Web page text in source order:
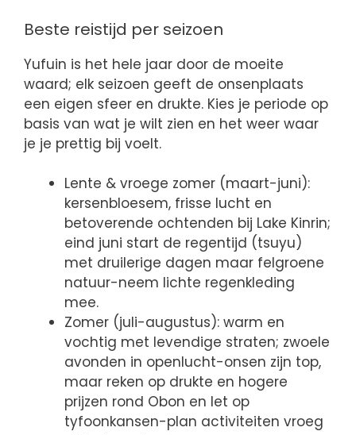
Beste reistijd per seizoen
Yufuin is het hele jaar door de moeite
waard; elk seizoen geeft de onsenplaats
een eigen sfeer en drukte. Kies je periode op
basis van wat je wilt zien en het weer waar
je je prettig bij voelt.
Lente & vroege zomer (maart-juni):
kersenbloesem, frisse lucht en
betoverende ochtenden bij Lake Kinrin;
eind juni start de regentijd (tsuyu)
met druilerige dagen maar felgroene
natuur-neem lichte regenkleding
mee.
Zomer (juli-augustus): warm en
vochtig met levendige straten; zwoele
avonden in openlucht-onsen zijn top,
maar reken op drukte en hogere
prijzen rond Obon en let op
tyfoonkansen-plan activiteiten vroeg